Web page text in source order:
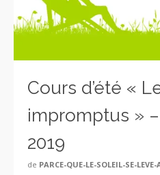
Cours d’été «
impromptus »
2019
de PARCE-QUE-LE-SOLEIL-SE-LEVE-